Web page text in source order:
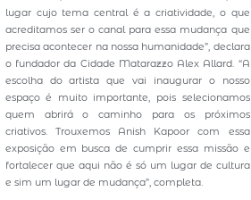
lugar cujo tema central é a criatividade, o que
acreditamos ser o canal para essa mudança que
precisa acontecer na nossa humanidade”, declara
o fundador da Cidade Matarazzo Alex Allard. “A
escolha do artista que vai inaugurar o nosso
espaço é muito importante, pois selecionamos
quem abrirá o caminho para os próximos
criativos. Trouxemos Anish Kapoor com essa
exposição em busca de cumprir essa missão e
fortalecer que aqui não é só um lugar de cultura
e sim um lugar de mudança”, completa.